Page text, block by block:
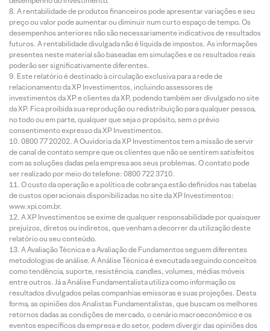
A rentabilidade de produtos financeiros pode apresentar variações e seu
preço ou valor pode aumentar ou diminuir num curto espaço de tempo. Os
desempenhos anteriores não são necessariamente indicativos de resultados
futuros. A rentabilidade divulgada não é líquida de impostos. As informações
presentes neste material são baseadas em simulações e os resultados reais
poderão ser significativamente diferentes.
Este relatório é destinado à circulação exclusiva para a rede de
relacionamento da XP Investimentos, incluindo assessores de
investimentos da XP e clientes da XP, podendo também ser divulgado no site
da XP. Fica proibida sua reprodução ou redistribuição para qualquer pessoa,
no todo ou em parte, qualquer que seja o propósito, sem o prévio
consentimento expresso da XP Investimentos.
0800 77 20202. A Ouvidoria da XP Investimentos tem a missão de servir
de canal de contato sempre que os clientes que não se sentirem satisfeitos
com as soluções dadas pela empresa aos seus problemas. O contato pode
ser realizado por meio do telefone: 0800 722 3710.
O custo da operação e a política de cobrança estão definidos nas tabelas
de custos operacionais disponibilizadas no site da XP Investimentos:
www.xpi.com.br.
A XP Investimentos se exime de qualquer responsabilidade por quaisquer
prejuízos, diretos ou indiretos, que venham a decorrer da utilização deste
relatório ou seu conteúdo.
A Avaliação Técnica e a Avaliação de Fundamentos seguem diferentes
metodologias de análise. A Análise Técnica é executada seguindo conceitos
como tendência, suporte, resistência, candles, volumes, médias móveis
entre outros. Já a Análise Fundamentalista utiliza como informação os
resultados divulgados pelas companhias emissoras e suas projeções. Desta
forma, as opiniões dos Analistas Fundamentalistas, que buscam os melhores
retornos dadas as condições de mercado, o cenário macroeconômico e os
eventos específicos da empresa e do setor, podem divergir das opiniões dos